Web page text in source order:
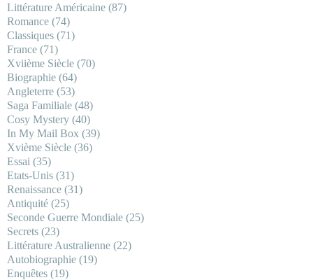
Littérature Américaine (87)
Romance (74)
Classiques (71)
France (71)
Xviième Siècle (70)
Biographie (64)
Angleterre (53)
Saga Familiale (48)
Cosy Mystery (40)
In My Mail Box (39)
Xvième Siècle (36)
Essai (35)
Etats-Unis (31)
Renaissance (31)
Antiquité (25)
Seconde Guerre Mondiale (25)
Secrets (23)
Littérature Australienne (22)
Autobiographie (19)
Enquêtes (19)